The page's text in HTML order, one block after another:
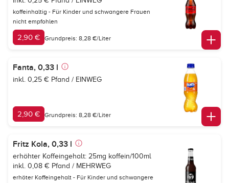
koffeinhaltig - Für Kinder und schwangere Frauen
nicht empfohlen
2,90 € Grundpreis: 8,28 €/Liter
Fanta, 0,33 l
inkl. 0,25 € Pfand / EINWEG
2,90 € Grundpreis: 8,28 €/Liter
Fritz Kola, 0,33 l
erhöhter Koffeingehalt: 25mg koffein/100ml
inkl. 0,08 € Pfand / MEHRWEG
erhöter Koffeingehalt - Für Kinder und schwangere